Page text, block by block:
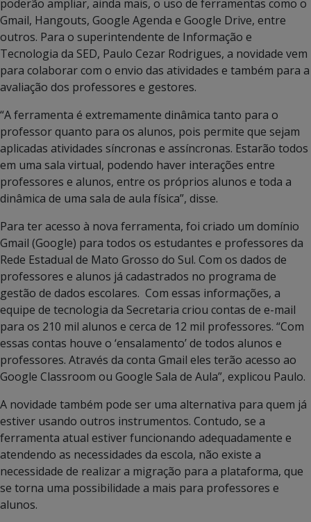
poderão ampliar, ainda mais, o uso de ferramentas como o
Gmail, Hangouts, Google Agenda e Google Drive, entre
outros. Para o superintendente de Informação e
Tecnologia da SED, Paulo Cezar Rodrigues, a novidade vem
para colaborar com o envio das atividades e também para a
avaliação dos professores e gestores.
“A ferramenta é extremamente dinâmica tanto para o
professor quanto para os alunos, pois permite que sejam
aplicadas atividades síncronas e assíncronas. Estarão todos
em uma sala virtual, podendo haver interações entre
professores e alunos, entre os próprios alunos e toda a
dinâmica de uma sala de aula física”, disse.
Para ter acesso à nova ferramenta, foi criado um domínio
Gmail (Google) para todos os estudantes e professores da
Rede Estadual de Mato Grosso do Sul. Com os dados de
professores e alunos já cadastrados no programa de
gestão de dados escolares. Com essas informações, a
equipe de tecnologia da Secretaria criou contas de e-mail
para os 210 mil alunos e cerca de 12 mil professores. “Com
essas contas houve o ‘ensalamento’ de todos alunos e
professores. Através da conta Gmail eles terão acesso ao
Google Classroom ou Google Sala de Aula”, explicou Paulo.
A novidade também pode ser uma alternativa para quem já
estiver usando outros instrumentos. Contudo, se a
ferramenta atual estiver funcionando adequadamente e
atendendo as necessidades da escola, não existe a
necessidade de realizar a migração para a plataforma, que
se torna uma possibilidade a mais para professores e
alunos.